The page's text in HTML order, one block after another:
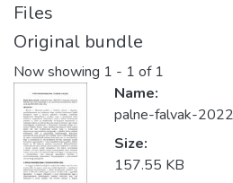
Files
Original bundle
Now showing 1 - 1 of 1
Name:
palne-falvak-
Size:
157.55 KB